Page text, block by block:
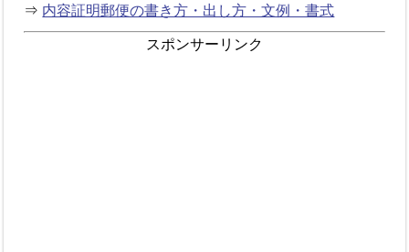
⇒ 内容証明郵便の書き方・出し方・文例・書式
スポンサーリンク